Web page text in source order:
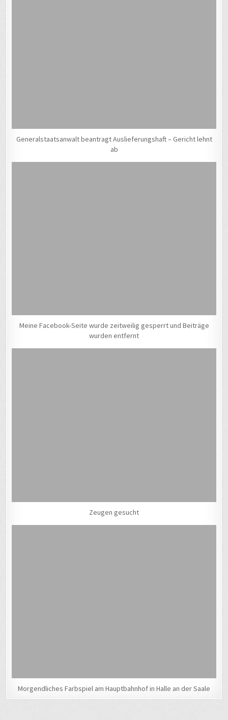
Generalstaatsanwalt beantragt Auslieferungshaft – Gericht lehnt
ab
Meine Facebook-Seite wurde zeitweilig gesperrt und Beiträge
wurden entfernt
Zeugen gesucht
Morgendliches Farbspiel am Hauptbahnhof in Halle an der Saale